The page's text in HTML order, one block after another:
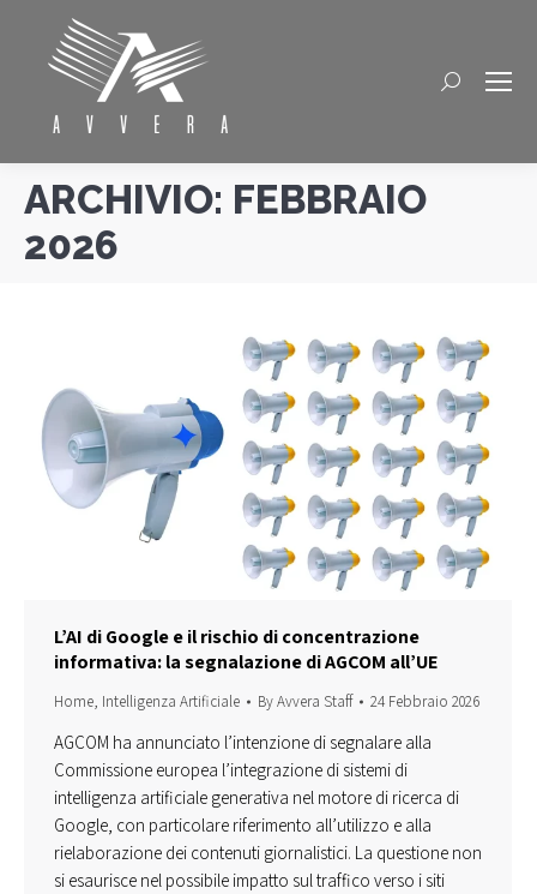
Cerca
ARCHIVIO: FEBBRAIO
2026
L’AI di Google e il rischio di concentrazione
informativa: la segnalazione di AGCOM all’UE
Home, Intelligenza Artificiale ByAvvera Staff 24 Febbraio 2026
AGCOM ha annunciato l’intenzione di segnalare alla
Commissione europea l’integrazione di sistemi di
intelligenza artificiale generativa nel motore di ricerca di
Google, con particolare riferimento all’utilizzo e alla
rielaborazione dei contenuti giornalistici. La questione non
si esaurisce nel possibile impatto sul traffico verso i siti